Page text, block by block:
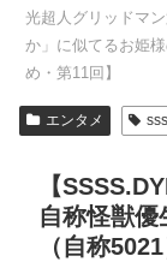
光超人グリッドマ
か」に似てるお姫
め・第11回】
エンタメ
【
自称怪獣
（自称